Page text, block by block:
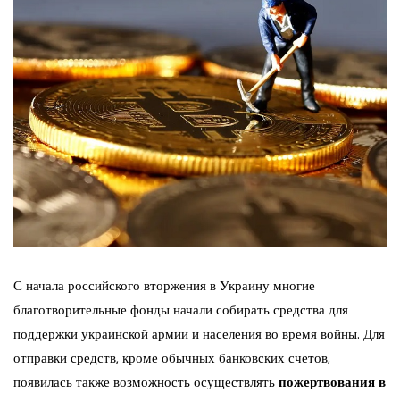
С начала российского вторжения в Украину многие
благотворительные фонды начали собирать средства для
поддержки украинской армии и населения во время войны. Для
отправки средств, кроме обычных банковских счетов,
появилась также возможность осуществлять пожертвования в